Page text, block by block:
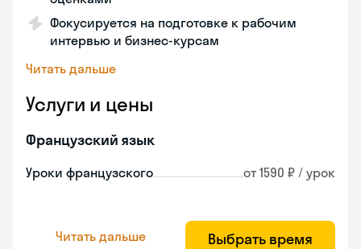
Фокусируется на подготовке к рабочим
интервью и бизнес-курсам
Читать дальше
Услуги и цены
Французский язык
Уроки французского от 1590 ₽ / урок
Читать дальше Выбрать время